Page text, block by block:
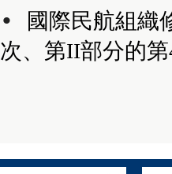
• 國際民航組織
次、第II部分的